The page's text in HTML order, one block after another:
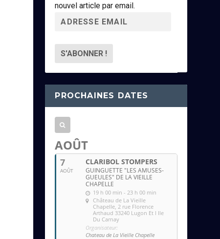
nouvel article par email.
r
s
s
e
m
i
PROCHAINES DATES
AOÛT
7
AOÛT
CLARIBOL STOMPERS
GUINGUETTE "LES AMUSES-
GUEULES" DE LA VIEILLE
CHAPELLE
19 h 00 min - 23 h 00 min
Château de La Vieille
Chapelle , 2 rue Florence
Arthaud 33240 Lugon Et l Ile
Du Carnay
Organisateur:
Chateau de La Vieille Chapelle